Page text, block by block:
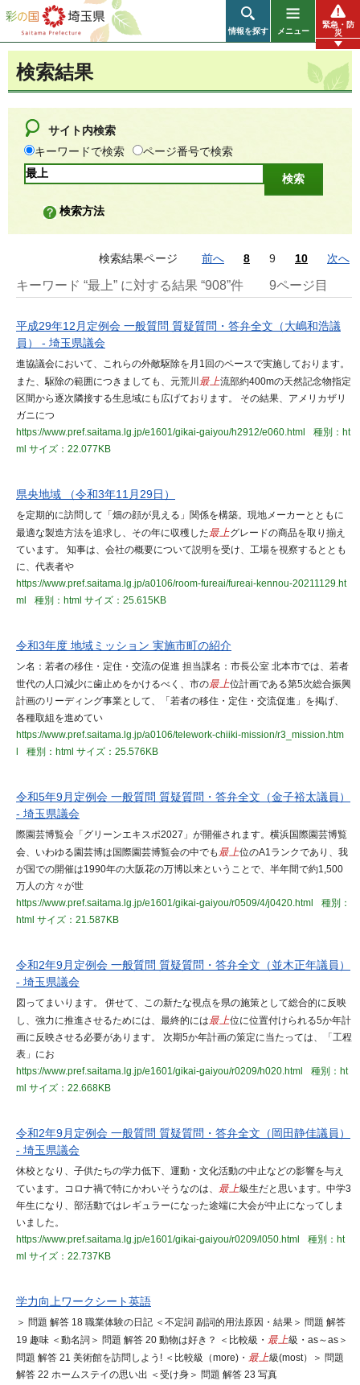
彩の国 埼玉県
情報を探す メニュー
緊急・防
災
検索結果
サイト内検索
キーワードで検索
ページ番号で検索
検索方法
検索結果ページ 前へ 8 9 10 次へ
キーワード “最上” に対する結果 “908”件 9ページ目
平成29年12月定例会 一般質問 質疑質問・答弁全文（大嶋和浩議
員） - 埼玉県議会
進協議会において、これらの外敵駆除を月1回のペースで実施しております。
また、駆除の範囲につきましても、元荒川 最上流部約400mの天然記念物指定
区間から逐次隣接する生息域にも広げております。 その結果、アメリカザリ
ガニにつ
https://www.pref.saitama.lg.jp/e1601/gikai-gaiyou/h2912/e060.html
種別：ht
ml サイズ：22.077KB
県央地域 （令和3年11月29日）
を定期的に訪問して「畑の顔が見える」関係を構築。現地メーカーとともに
最適な製造方法を追求し、その年に収穫した最上グレードの商品を取り揃え
ています。 知事は、会社の概要について説明を受け、工場を視察するととも
に、代表者や
https://www.pref.saitama.lg.jp/a0106/room-fureai/fureai-kennou-20211129.ht
ml
種別：html サイズ：25.615KB
令和3年度 地域ミッション 実施市町の紹介
ン名：若者の移住・定住・交流の促進 担当課名：市長公室 北本市では、若者
世代の人口減少に歯止めをかけるべく、市の最上位計画である第5次総合振興
計画のリーディング事業として、「若者の移住・定住・交流促進」を掲げ、
各種取組を進めてい
https://www.pref.saitama.lg.jp/a0106/telework-chiiki-mission/r3_mission.htm
種別：html サイズ：25.576KB
令和5年9月定例会 一般質問 質疑質問・答弁全文（金子裕太議員）
- 埼玉県議会
際園芸博覧会「グリーンエキスポ2027」が開催されます。横浜国際園芸博覧
会、いわゆる園芸博は国際園芸博覧会の中でも最上位のA1ランクであり、我
が国での開催は1990年の大阪花の万博以来ということで、半年間で約1,500
万人の方々が世
https://www.pref.saitama.lg.jp/e1601/gikai-gaiyou/r0509/4/j0420.html
種別：
html サイズ：21.587KB
令和2年9月定例会 一般質問 質疑質問・答弁全文（並木正年議員）
- 埼玉県議会
図ってまいります。 併せて、この新たな視点を県の施策として総合的に反映
し、強力に推進させるためには、最終的には最上位に位置付けられる5か年計
画に反映させる必要があります。 次期5か年計画の策定に当たっては、「工程
表」にお
https://www.pref.saitama.lg.jp/e1601/gikai-gaiyou/r0209/h020.html
種別：ht
ml サイズ：22.668KB
令和2年9月定例会 一般質問 質疑質問・答弁全文（岡田静佳議員）
- 埼玉県議会
休校となり、子供たちの学力低下、運動・文化活動の中止などの影響を与え
ています。コロナ禍で特にかわいそうなのは、 最上級生だと思います。中学3
年生になり、部活動ではレギュラーになった途端に大会が中止になってしま
いました。
https://www.pref.saitama.lg.jp/e1601/gikai-gaiyou/r0209/l050.html
種別：ht
ml サイズ：22.737KB
学力向上ワークシート英語
＞ 問題 解答 18 職業体験の日記 ＜不定詞 副詞的用法原因・結果＞ 問題 解答
19 趣味 ＜動名詞＞ 問題 解答 20 動物は好き？ ＜比較級・ 最上級・as～as＞
問題 解答 21 美術館を訪問しよう! ＜比較級（more)・ 最上級(most）＞ 問題
解答 22 ホームステイの思い出 ＜受け身＞ 問題 解答 23 写真